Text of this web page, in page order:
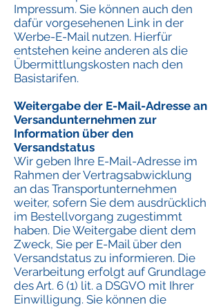
Impressum. Sie können auch den
dafür vorgesehenen Link in der
Werbe-E-Mail nutzen. Hierfür
entstehen keine anderen als die
Übermittlungskosten nach den
Basistarifen.
Weitergabe der E-Mail-Adresse an
Versandunternehmen zur
Information über den
Versandstatus
Wir geben Ihre E-Mail-Adresse im
Rahmen der Vertragsabwicklung
an das Transportunternehmen
weiter, sofern Sie dem ausdrücklich
im Bestellvorgang zugestimmt
haben. Die Weitergabe dient dem
Zweck, Sie per E-Mail über den
Versandstatus zu informieren. Die
Verarbeitung erfolgt auf Grundlage
des Art. 6 (1) lit. a DSGVO mit Ihrer
Einwilligung. Sie können die